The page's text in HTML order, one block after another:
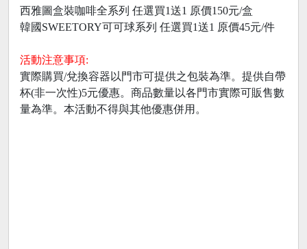
西雅圖盒裝咖啡全系列 任選買1送1 原價150元/盒
韓國SWEETORY可可球系列 任選買1送1 原價45元/件
活動注意事項:
實際購買/兌換容器以門市可提供之包裝為準。提供自帶
杯(非一次性)5元優惠。商品數量以各門市實際可販售數
量為準。本活動不得與其他優惠併用。